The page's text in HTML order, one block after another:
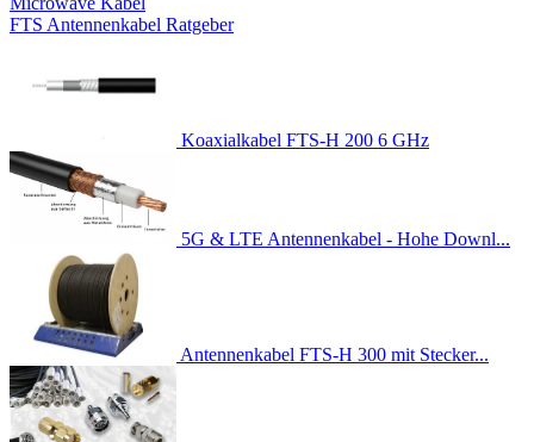
FTS Antennenkabel Ratgeber
Koaxialkabel FTS-H 200 6 GHz
5G & LTE Antennenkabel - Hohe Downl...
Antennenkabel FTS-H 300 mit Stecker...